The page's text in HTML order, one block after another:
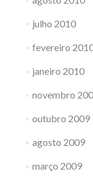
julho 2010
fevereiro
janeiro 2010
novembro
outubro 2009
agosto 2009
março 2009